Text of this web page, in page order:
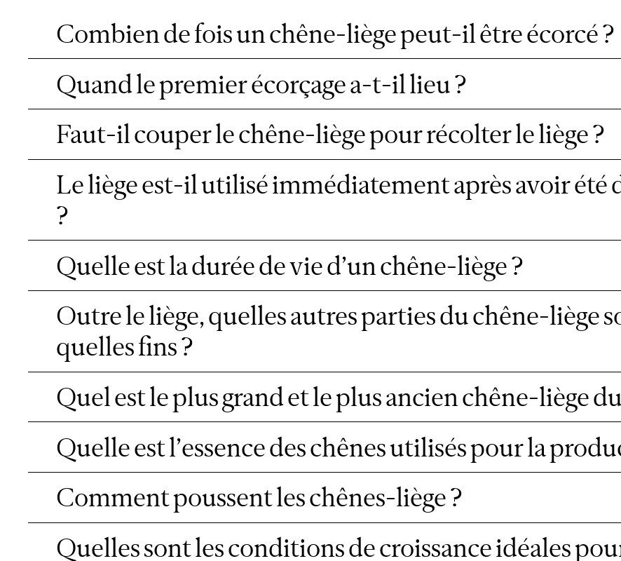
Combien de fois un chêne-liège peut-il être écorcé ?
Quand le premier écorçage a-t-il lieu ?
Faut-il couper le chêne-liège pour récolter le liège ?
Le liège est-il utilisé immédiatement après avoir été
?
Quelle est la durée de vie d’un chêne-liège ?
Outre le liège, quelles autres parties du chêne-liège
quelles fins ?
Quel est le plus grand et le plus ancien chêne-liège
Quelle est l’essence des chênes utilisés pour la
Comment poussent les chênes-liège ?
Quelles sont les conditions de croissance idéales